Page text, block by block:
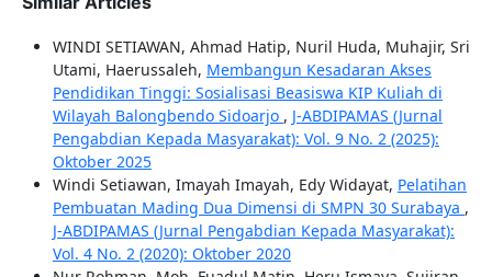
WINDI SETIAWAN, Ahmad Hatip, Nuril Huda, Muhajir, Sri
Utami, Haerussaleh, Membangun Kesadaran Akses
Pendidikan Tinggi: Sosialisasi Beasiswa KIP Kuliah di
Wilayah Balongbendo Sidoarjo , J-ABDIPAMAS (Jurnal
Pengabdian Kepada Masyarakat): Vol. 9 No. 2 (2025):
Oktober 2025
Windi Setiawan, Imayah Imayah, Edy Widayat, Pelatihan
Pembuatan Mading Dua Dimensi di SMPN 30 Surabaya ,
J-ABDIPAMAS (Jurnal Pengabdian Kepada Masyarakat):
Vol. 4 No. 2 (2020): Oktober 2020